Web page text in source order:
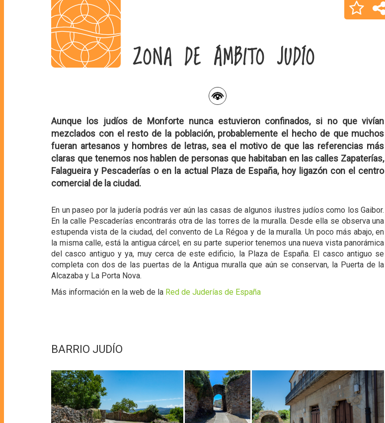
ZONA DE ÁMBITO JUDÍO
Aunque los judíos de Monforte nunca estuvieron confinados, si no que vivían
mezclados con el resto de la población, probablemente el hecho de que muchos
fueran artesanos y hombres de letras, sea el motivo de que las referencias más
claras que tenemos nos hablen de personas que habitaban en las calles Zapaterías,
Falagueira y Pescaderías o en la actual Plaza de España, hoy ligazón con el centro
comercial de la ciudad.
En un paseo por la judería podrás ver aún las casas de algunos ilustres judíos como los Gaibor.
En la calle Pescaderías encontrarás otra de las torres de la muralla. Desde ella se observa una
estupenda vista de la ciudad, del convento de La Régoa y de la muralla. Un poco más abajo, en
la misma calle, está la antigua cárcel; en su parte superior tenemos una nueva vista panorámica
del casco antiguo y ya, muy cerca de este edificio, la Plaza de España. El casco antiguo se
completa con dos de las puertas de la Antigua muralla que aún se conservan, la Puerta de la
Alcazaba y La Porta Nova.
Más información en la web de la Red de Juderías de España
BARRIO JUDÍO